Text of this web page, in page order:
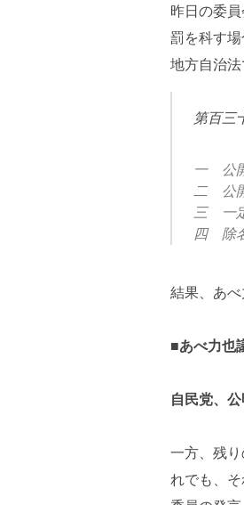
昨日の委
罰を科す
地方自治法
第百三
一 公
二 公
三 一
四 除
結果、あ
■あべ力也
自民党、
一方、残
れでも、